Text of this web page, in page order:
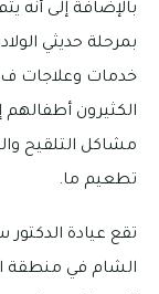
بالإضافة إلى
بمرحلة حديثي
خدمات وعلاجات
الكثيرون أطفالهم
مشاكل التلقيح
تطعيم ما.
تقع عيادة